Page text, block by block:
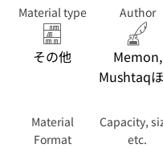
Material type
その他
Author
Memon,
Mushtaq
Material
Format
Capacity,
etc.